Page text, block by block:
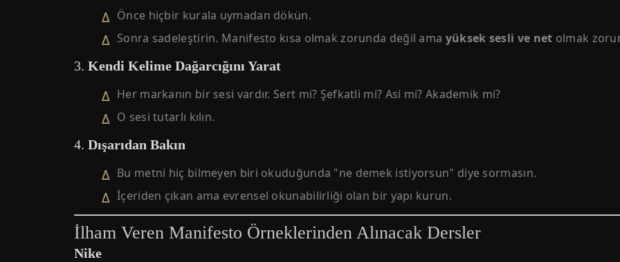
Önce hiçbir kurala uymadan dökün.
Sonra sadeleştirin. Manifesto kısa olmak zorunda değil ama yüksek sesli ve net olmak
3. Kendi Kelime Dağarcığını Yarat
Her markanın bir sesi vardır. Sert mi? Şefkatli mi? Asi mi? Akademik mi?
O sesi tutarlı kılın.
4. Dışarıdan Bakın
Bu metni hiç bilmeyen biri okuduğunda "ne demek istiyorsun" diye sormasın.
İçeriden çıkan ama evrensel okunabilirliği olan bir yapı kurun.
İlham Veren Manifesto Örneklerinden Alınacak Dersler
Nike